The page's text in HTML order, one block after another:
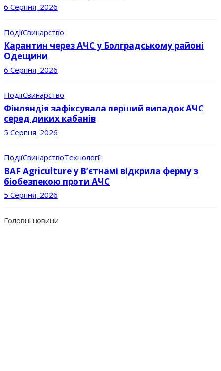
6 Серпня, 2026
ПодіїСвинарство
Карантин через АЧС у Болградському районі
Одещини
6 Серпня, 2026
ПодіїСвинарство
Фінляндія зафіксувала перший випадок АЧС
серед диких кабанів
5 Серпня, 2026
ПодіїСвинарствоТехнології
BAF Agriculture у В’єтнамі відкрила ферму з
біобезпекою проти АЧС
5 Серпня, 2026
Головні новини